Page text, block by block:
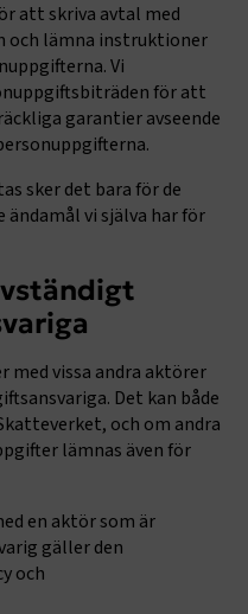
att skriva avtal med
och lämna instruktioner
Vi
för att
garantier avseende
sker det bara för de
ändamål vi själva har för
med vissa andra aktörer
Det kan både
och om andra
lämnas även för
en aktör som är
gäller den
och